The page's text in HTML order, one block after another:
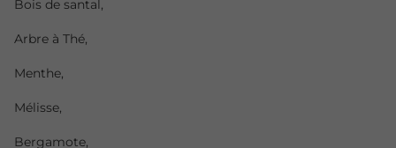
Bois de santal,
Arbre à Thé,
Menthe,
Mélisse,
Bergamote,